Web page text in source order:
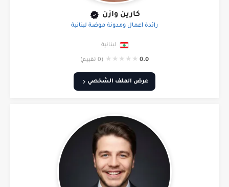
كارين وازن
رائدة أعمال ومدونة موضة لبنانية
لبنانية
0.0
★
★
★
★
★ (0 تقييم)
عرض الملف الشخصي